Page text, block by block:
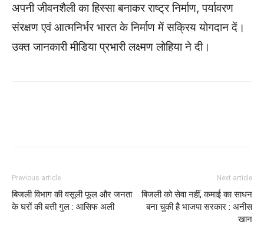
अपनी जीवनशैली का हिस्सा बनाकर राष्ट्र निर्माण, पर्यावरण
संरक्षण एवं आत्मनिर्भर भारत के निर्माण में सक्रिय योगदान दें।
उक्त जानकारी मीडिया प्रभारी लक्ष्मण लोहिया ने दी।
Previous article
बिजली विभाग की वसूली फूल और जनता
के घरों की बत्ती गुल : आसिफ अली
Next article
बिजली को सेवा नहीं, कमाई का साधन
बना चुकी है भाजपा सरकार : अनीस
खान